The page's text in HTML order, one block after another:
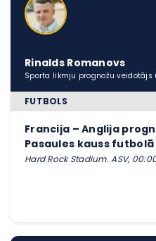
Rinalds Romanovs
Sporta likmju prognožu veidotājs
FUTBOLS
Francija – Anglija
Pasaules kauss futbolā
Hard Rock Stadium. ASV,